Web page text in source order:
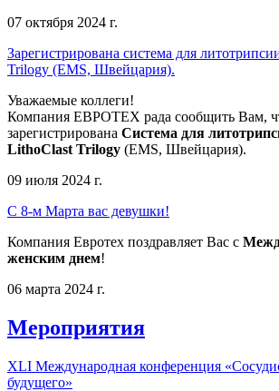
07 октября 2024 г.
Зарегистрирована система для
Trilogy (EMS, Швейцария).
Уважаемые коллеги!
Компания ЕВРОТЕХ рада сообщить Вам,
зарегистрирована Система для
LithoClast Trilogy (EMS, Швейцария).
09 июля 2024 г.
С 8-м Марта вас девушки!
Компания Евротех поздравляет Вас с
женским днем!
06 марта 2024 г.
Мероприятия
XLI Международная конференция
будущего»